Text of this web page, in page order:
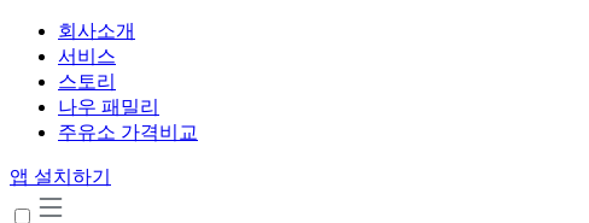
회사소개
서비스
스토리
나우 패밀리
주유소 가격비교
앱 설치하기